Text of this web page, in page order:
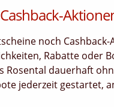
noch
Rabatte oder
dauerhaft
jederzeit gestartet,